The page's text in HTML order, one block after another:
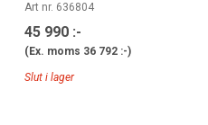
Art nr. 636804
45 990 :-
(Ex. moms 36 792 :-)
Slut i lager